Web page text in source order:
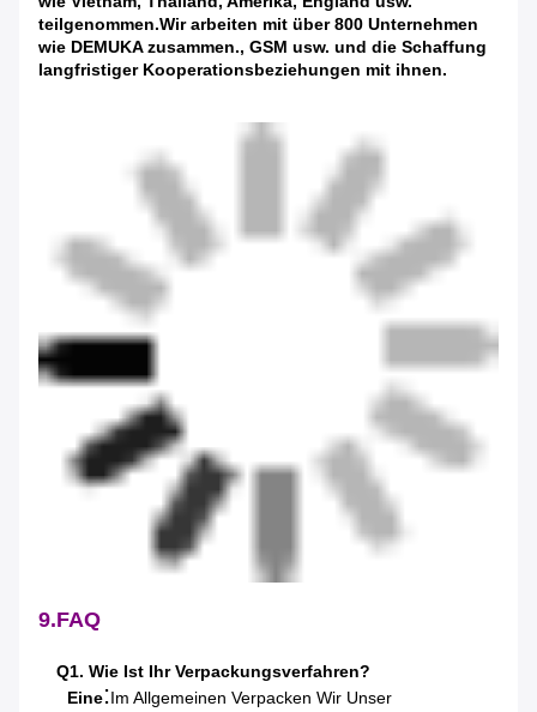
teilgenommen.Wir arbeiten mit über 800 Unternehmen
wie DEMUKA zusammen., GSM usw. und die Schaffung
langfristiger Kooperationsbeziehungen mit ihnen.
9.FAQ
Q1. Wie Ist Ihr Verpackungsverfahren?
Eine:Im Allgemeinen Verpacken Wir Unser